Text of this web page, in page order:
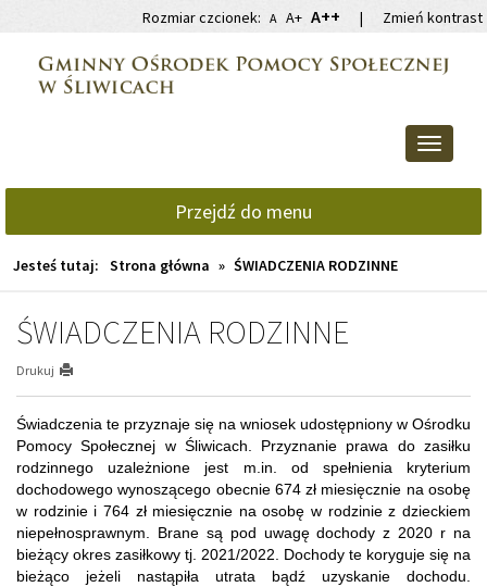
głównej
wyszukiwarki
Rozmiar czcionek: A A+ A++ | Zmień kontrast
Przełącz
Przejdź do menu
Jesteś tutaj: Strona główna » ŚWIADCZENIA RODZINNE
ŚWIADCZENIA RODZINNE
Drukuj
Świadczenia te przyznaje się na wniosek udostępniony w Ośrodku
Pomocy Społecznej w Śliwicach. Przyznanie prawa do zasiłku
rodzinnego uzależnione jest m.in. od spełnienia kryterium
dochodowego wynoszącego obecnie 674 zł miesięcznie na osobę
w rodzinie i 764 zł miesięcznie na osobę w rodzinie z dzieckiem
niepełnosprawnym. Brane są pod uwagę dochody z 2020 r na
bieżący okres zasiłkowy tj. 2021/2022. Dochody te koryguje się na
bieżąco jeżeli nastąpiła utrata bądź uzyskanie dochodu.